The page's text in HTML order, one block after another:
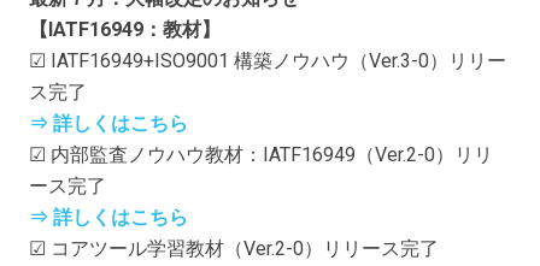
【IATF16949：教材】
☑ IATF16949+ISO9001 構築ノウハウ（Ver.3-0）リリー
ス完了
⇒ 詳しくはこちら
☑ 内部監査ノウハウ教材：IATF16949（Ver.2-0）リリ
ース完了
⇒ 詳しくはこちら
☑ コアツール学習教材（Ver.2-0）リリース完了